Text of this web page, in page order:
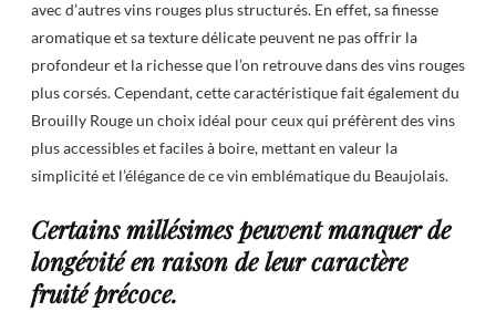
avec d’autres vins rouges plus structurés. En effet, sa finesse
aromatique et sa texture délicate peuvent ne pas offrir la
profondeur et la richesse que l’on retrouve dans des vins rouges
plus corsés. Cependant, cette caractéristique fait également du
Brouilly Rouge un choix idéal pour ceux qui préfèrent des vins
plus accessibles et faciles à boire, mettant en valeur la
simplicité et l’élégance de ce vin emblématique du Beaujolais.
Certains millésimes peuvent manquer de
longévité en raison de leur caractère
fruité précoce.